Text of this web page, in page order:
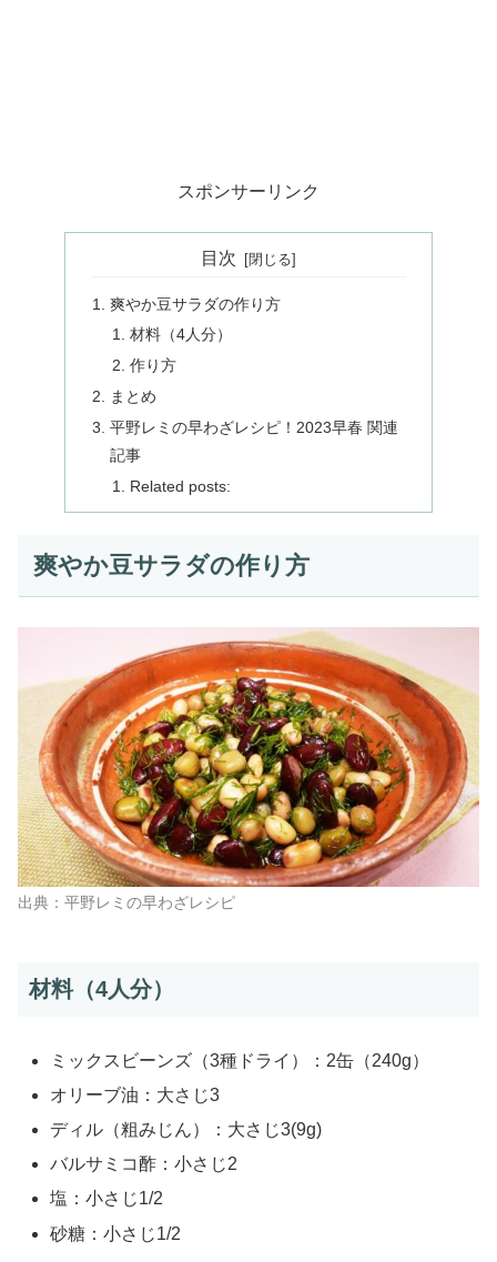
スポンサーリンク
目次
爽やか豆サラダの作り方
材料（4人分）
作り方
まとめ
平野レミの早わざレシピ！2023早春 関連
記事
Related posts:
爽やか豆サラダの作り方
出典：平野レミの早わざレシピ
材料（4人分）
ミックスビーンズ（3種ドライ）：2缶（240g）
オリーブ油：大さじ3
ディル（粗みじん）：大さじ3(9g)
バルサミコ酢：小さじ2
塩：小さじ1/2
砂糖：小さじ1/2